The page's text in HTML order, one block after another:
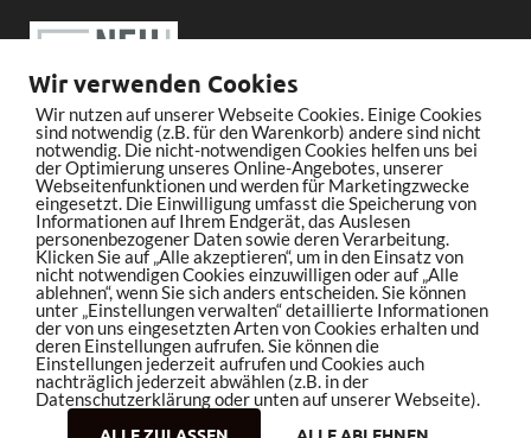
Wir verwenden Cookies
Wir nutzen auf unserer Webseite Cookies. Einige Cookies
sind notwendig (z.B. für den Warenkorb) andere sind nicht
notwendig. Die nicht-notwendigen Cookies helfen uns bei
der Optimierung unseres Online-Angebotes, unserer
Webseitenfunktionen und werden für Marketingzwecke
eingesetzt. Die Einwilligung umfasst die Speicherung von
Informationen auf Ihrem Endgerät, das Auslesen
personenbezogener Daten sowie deren Verarbeitung.
Klicken Sie auf „Alle akzeptieren“, um in den Einsatz von
nicht notwendigen Cookies einzuwilligen oder auf „Alle
ablehnen“, wenn Sie sich anders entscheiden. Sie können
unter „Einstellungen verwalten“ detaillierte Informationen
der von uns eingesetzten Arten von Cookies erhalten und
deren Einstellungen aufrufen. Sie können die
Einstellungen jederzeit aufrufen und Cookies auch
nachträglich jederzeit abwählen (z.B. in der
Datenschutzerklärung oder unten auf unserer Webseite).